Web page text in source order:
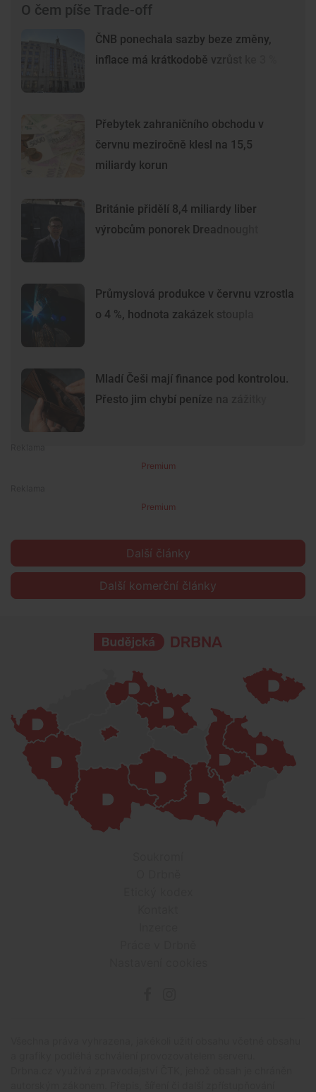
O čem píše Trade-off
ČNB ponechala sazby beze změny,
inflace má krátkodobě vzrůst ke 3 %
Přebytek zahraničního obchodu v
červnu meziročně klesl na 15,5
miliardy korun
Británie přidělí 8,4 miliardy liber
výrobcům ponorek Dreadnought
Průmyslová produkce v červnu vzrostla
o 4 %, hodnota zakázek stoupla
Mladí Češi mají finance pod kontrolou.
Přesto jim chybí peníze na zážitky
Premium
Premium
Další články
Další komerční články